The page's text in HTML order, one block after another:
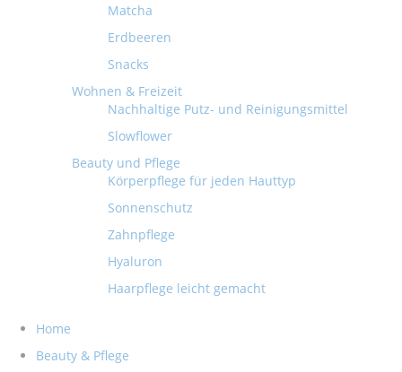
Matcha
Erdbeeren
Snacks
Wohnen & Freizeit
Nachhaltige Putz- und Reinigungsmittel
Slowflower
Beauty und Pflege
Körperpflege für jeden Hauttyp
Sonnenschutz
Zahnpflege
Hyaluron
Haarpflege leicht gemacht
Home
Beauty & Pflege